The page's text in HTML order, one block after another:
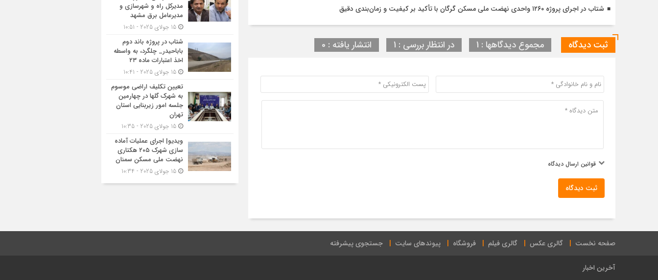
شتاب در اجرای پروژه ۱۲۶۰ واحدی نهضت ملی مسکن گرگان با تأکید بر کیفیت و زمان‌بندی دقیق
ثبت دیدگاه مجموع دیدگاهها : 1 در انتظار بررسی : 1 انتشار یافته : 0
قوانین ارسال دیدگاه
ثبت دیدگاه
مدیرکل راه و شهرسازی و
مدیرعامل برق مشهد
شتاب در پروژه باند دوم
باباحیدر_ چلگرد، به واسطه
اخذ اعتبارات ماده ۲۳
تعیین تکلیف اراضی موسوم
به شهرک گلها در چهارمین
جلسه امور زیربنایی استان
تهران
ویدیو| اجرای عملیات آماده
سازی شهرک ۲۰۵ هکتاری
نهضت ملی مسکن سمنان
صفحه نخست گالری عکس گالری فیلم فروشگاه پیوندهای سایت جستجوی پیشرفته
آخرین اخبار